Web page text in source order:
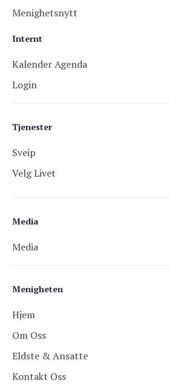
Menigheten
Hjem
Om Oss
Eldste & Ansatte
Kontakt Oss
Tjenester
Sveip
Velg Livet
Media
Media
Menighetsnytt
Internt
Kalender Agenda
Login